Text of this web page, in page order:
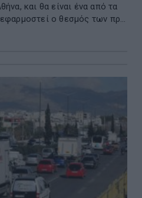
και θα είναι ένα από τα
ο θεσμός των πρ...